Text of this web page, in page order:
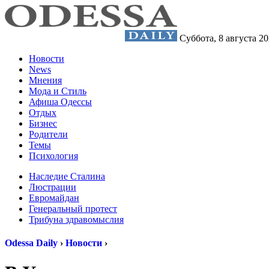
Суббота, 8 августа
Новости
News
Мнения
Мода и Стиль
Афиша Одессы
Отдых
Бизнес
Родители
Темы
Психология
Наследие Сталина
Люстрации
Евромайдан
Генеральный протест
Трибуна здравомыслия
Odessa Daily › Новости ›